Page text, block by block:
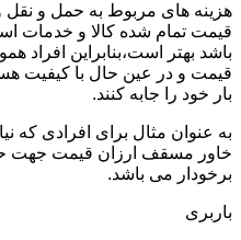
هزینه های مربوط به حمل و نقل
قیمت تمام شده کالا و خدمات
باشد بهتر است،بنابراین افراد
قیمت و در عین حال با کیفیت
بار خود را جابه کنند.
به عنوان مثال برای افرادی که
خاور مسقف ارزان قیمت جهت
برخودار می باشد.
باربری